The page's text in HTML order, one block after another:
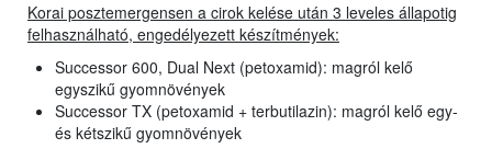
Korai posztemergensen a cirok kelése után 3 leveles állapotig
felhasználható, engedélyezett készítmények:
Successor 600, Dual Next (petoxamid): magról kelő
egyszikű gyomnövények
Successor TX (petoxamid + terbutilazin): magról kelő egy-
és kétszikű gyomnövények